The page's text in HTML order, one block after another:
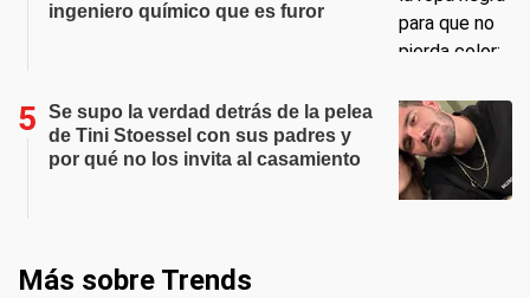
ingeniero químico que es furor
Se supo la verdad detrás de la pelea
de Tini Stoessel con sus padres y
por qué no los invita al casamiento
Más sobre Trends